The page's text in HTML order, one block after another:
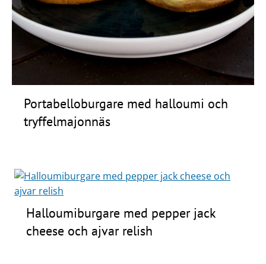
Portabelloburgare med halloumi och
tryffelmajonnäs
Halloumiburgare med pepper jack
cheese och ajvar relish